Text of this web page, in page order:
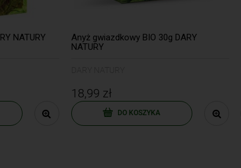
NATURY
Anyż gwiazdkowy BIO 30g DARY
NATURY
18,99 zł
DO KOSZYKA